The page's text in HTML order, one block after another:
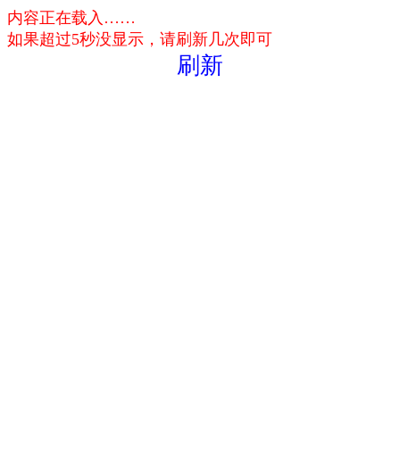
内容正在载入……
如果超过5秒没显示，请刷新几次即可
刷新